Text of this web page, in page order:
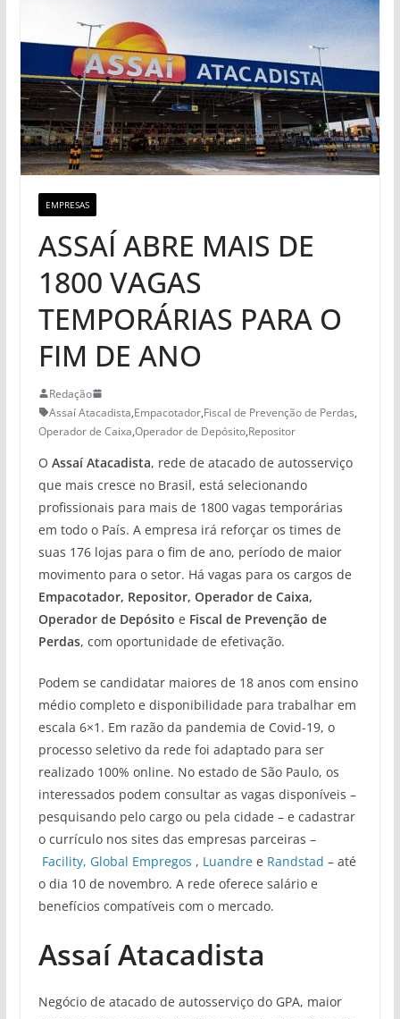
EMPRESAS
ASSAÍ ABRE MAIS DE
1800 VAGAS
TEMPORÁRIAS PARA O
FIM DE ANO
Redação
Assaí Atacadista,Empacotador,Fiscal de Prevenção de Perdas,
Operador de Caixa,Operador de Depósito,Repositor
O Assaí Atacadista, rede de atacado de autosserviço
que mais cresce no Brasil, está selecionando
profissionais para mais de 1800 vagas temporárias
em todo o País. A empresa irá reforçar os times de
suas 176 lojas para o fim de ano, período de maior
movimento para o setor. Há vagas para os cargos de
Empacotador, Repositor, Operador de Caixa,
Operador de Depósito e Fiscal de Prevenção de
Perdas, com oportunidade de efetivação.
Podem se candidatar maiores de 18 anos com ensino
médio completo e disponibilidade para trabalhar em
escala 6×1. Em razão da pandemia de Covid-19, o
processo seletivo da rede foi adaptado para ser
realizado 100% online. No estado de São Paulo, os
interessados podem consultar as vagas disponíveis –
pesquisando pelo cargo ou pela cidade – e cadastrar
o currículo nos sites das empresas parceiras –
Facility, Global Empregos , Luandre e Randstad – até
o dia 10 de novembro. A rede oferece salário e
benefícios compatíveis com o mercado.
Assaí Atacadista
Negócio de atacado de autosserviço do GPA, maior